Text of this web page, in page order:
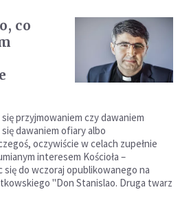
co
przyjmowaniem czy dawaniem
dawaniem ofiary albo
oczywiście w celach zupełnie
interesem Kościoła –
do wczoraj opublikowanego na
"Don Stanislao. Druga twarz